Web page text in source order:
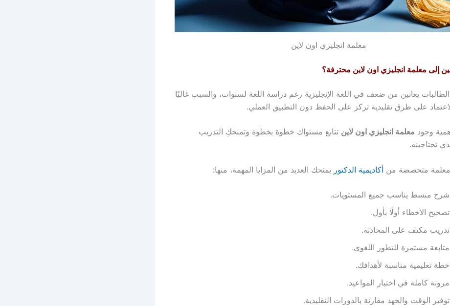
معلمة انجليزي اون لاين
إلى معلمة انجليزي اون لاين محترفة؟
يعانين من ضعف في اللغة الإنجليزية رغم دراسة اللغة لسنوات، والسبب غالبًا
على طرق تقليدية تركز على الحفظ دون التطبيق العملي.
وجود معلمة انجليزي اون لاين تتابع مستواك خطوة بخطوة وتمنحكِ التدريب
تحتاجينه.
معلمة متخصصة من أكاديمية الدكتور يمنحك العديد من المزايا المهمة، منها:
شرح مبسط يناسب جميع المستويات.
تصحيح الأخطاء أولًا بأول.
تدريب مكثف على المحادثة.
متابعة مستمرة للتطور اللغوي.
خطة تعليمية مناسبة لأهدافك.
مرونة كاملة في اختيار المواعيد.
توفير الوقت والجهد مقارنة بالدورات التقليدية.